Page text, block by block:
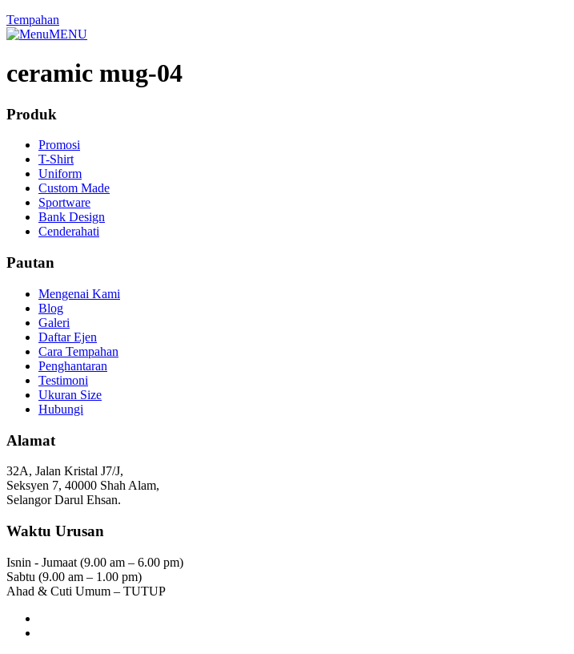
Tempahan
MENU
ceramic mug-04
Produk
Promosi
T-Shirt
Uniform
Custom Made
Sportware
Bank Design
Cenderahati
Pautan
Mengenai Kami
Blog
Galeri
Daftar Ejen
Cara Tempahan
Penghantaran
Testimoni
Ukuran Size
Hubungi
Alamat
32A, Jalan Kristal J7/J,
Seksyen 7, 40000 Shah Alam,
Selangor Darul Ehsan.
Waktu Urusan
Isnin - Jumaat (9.00 am – 6.00 pm)
Sabtu (9.00 am – 1.00 pm)
Ahad & Cuti Umum – TUTUP